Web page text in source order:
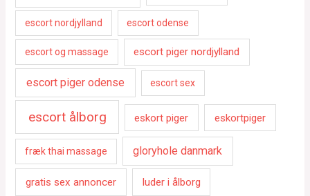
escort nordjylland escort odense
escort og massage escort piger nordjylland
escort piger odense escort sex
escort ålborg eskort piger eskortpiger
fræk thai massage gloryhole danmark
gratis sex annoncer luder i ålborg